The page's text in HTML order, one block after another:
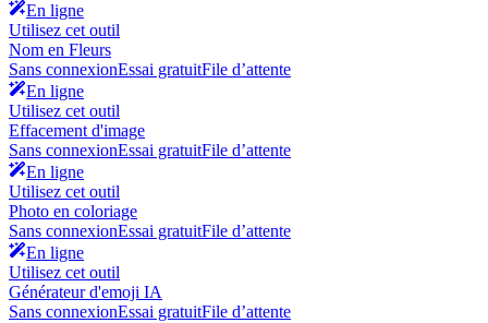
En ligne
Utilisez cet outil
Nom en Fleurs
Sans connexionEssai gratuitFile d’attente
En ligne
Utilisez cet outil
Effacement d'image
Sans connexionEssai gratuitFile d’attente
En ligne
Utilisez cet outil
Photo en coloriage
Sans connexionEssai gratuitFile d’attente
En ligne
Utilisez cet outil
Générateur d'emoji IA
Sans connexionEssai gratuitFile d’attente